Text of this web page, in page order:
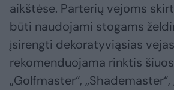
aikštėse. Parterių vejoms
būti naudojami stogams
įsirengti dekoratyviąsias vejas
rekomenduojama rinktis
„Golfmaster“,